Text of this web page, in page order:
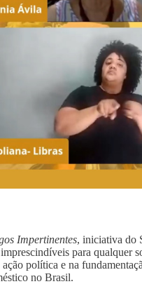
Impertinentes, iniciativa do
para qualquer
política e na
no Brasil.